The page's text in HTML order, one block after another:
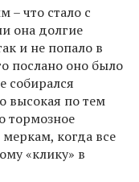
– что стало с
она долгие
и не попало в
послано оно было
собирался
высокая по тем
тормозное
когда все
«клику» в